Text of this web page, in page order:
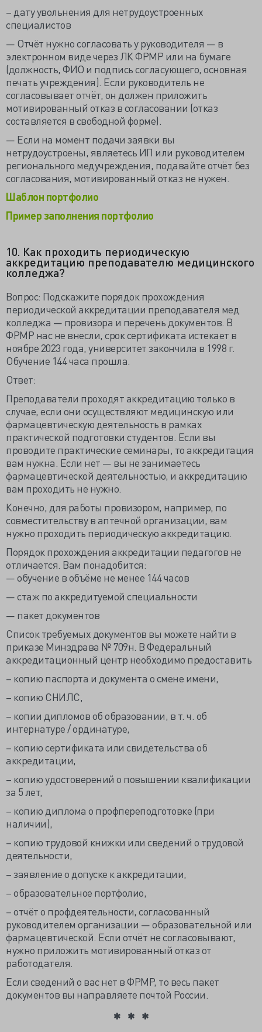
– дату увольнения для нетрудоустроенных
специалистов
— Отчёт нужно согласовать у руководителя — в
электронном виде через ЛК ФРМР или на бумаге
(должность, ФИО и подпись согласующего, основная
печать учреждения). Если руководитель не
согласовывает отчёт, он должен приложить
мотивированный отказ в согласовании (отказ
составляется в свободной форме).
— Если на момент подачи заявки вы
нетрудоустроены, являетесь ИП или руководителем
регионального медучреждения, подавайте отчёт без
согласования, мотивированный отказ не нужен.
Шаблон портфолио
Пример заполнения портфолио
10. Как проходить периодическую
аккредитацию преподавателю медицинского
колледжа?
Вопрос: Подскажите порядок прохождения
периодической аккредитации преподавателя мед
колледжа — провизора и перечень документов. В
ФРМР нас не внесли, срок сертификата истекает в
ноябре 2023 года, университет закончила в 1998 г.
Обучение 144 часа прошла.
Ответ:
Преподаватели проходят аккредитацию только в
случае, если они осуществляют медицинскую или
фармацевтическую деятельность в рамках
практической подготовки студентов. Если вы
проводите практические семинары, то аккредитация
вам нужна. Если нет — вы не занимаетесь
фармацевтической деятельностью, и аккредитацию
вам проходить не нужно.
Конечно, для работы провизором, например, по
совместительству в аптечной организации, вам
нужно проходить периодическую аккредитацию.
Порядок прохождения аккредитации педагогов не
отличается. Вам понадобится:
— обучение в объёме не менее 144 часов
— стаж по аккредитуемой специальности
— пакет документов
Список требуемых документов вы можете найти в
приказе Минздрава № 709н. В Федеральный
аккредитационный центр необходимо предоставить
– копию паспорта и документа о смене имени,
– копию СНИЛС,
– копии дипломов об образовании, в т. ч. об
интернатуре / ординатуре,
– копию сертификата или свидетельства об
аккредитации,
– копию удостоверений о повышении квалификации
за 5 лет,
– копию диплома о профпереподготовке (при
наличии),
– копию трудовой книжки или сведений о трудовой
деятельности,
– заявление о допуске к аккредитации,
– образовательное портфолио,
– отчёт о профдеятельности, согласованный
руководителем организации — образовательной или
фармацевтической. Если отчёт не согласовывают,
нужно приложить мотивированный отказ от
работодателя.
Если сведений о вас нет в ФРМР, то весь пакет
документов вы направляете почтой России.